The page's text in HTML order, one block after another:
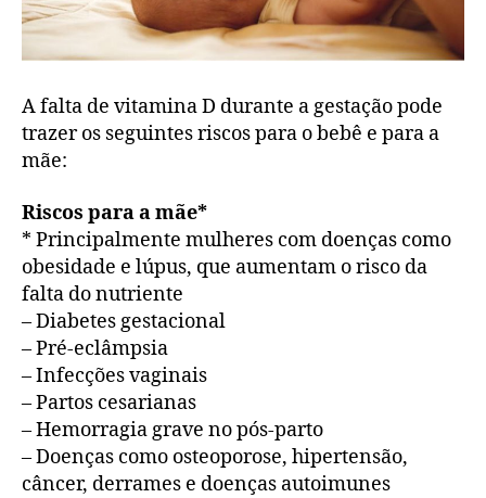
A falta de vitamina D durante a gestação pode
trazer os seguintes riscos para o bebê e para a
mãe:
Riscos para a mãe*
* Principalmente mulheres com doenças como
obesidade e lúpus, que aumentam o risco da
falta do nutriente
– Diabetes gestacional
– Pré-eclâmpsia
– Infecções vaginais
– Partos cesarianas
– Hemorragia grave no pós-parto
– Doenças como osteoporose, hipertensão,
câncer, derrames e doenças autoimunes